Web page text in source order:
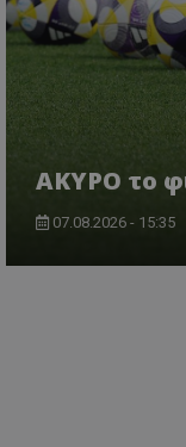
AKYΡΟ το
07.08.2026 - 15:35